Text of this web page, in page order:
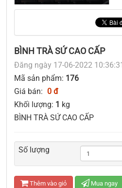
BÌNH TRÀ SỨ CAO CẤP
Đăng ngày 17-06-2022
Mã sản phẩm: 176
Giá bán: 0 đ
Khối lượng: 1 kg
BÌNH TRÀ SỨ CAO CẤP
Số lượng
Thêm vào giỏ Mua ngay